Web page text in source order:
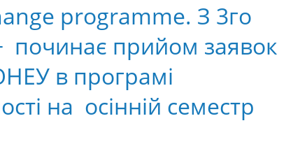
programme. З 3го
починає прийом заявок
в програмі
на осінній семестр